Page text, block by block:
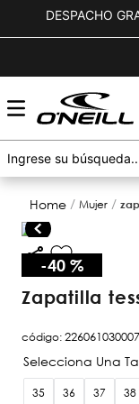
DESPACHO
mujer
-40 %
zapatilla
código:
35 36 37 38